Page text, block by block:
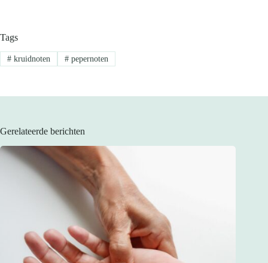
Tags
#kruidnoten #pepernoten
Gerelateerde berichten